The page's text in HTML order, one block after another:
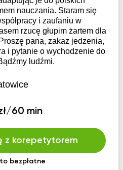
nauczania. Staram się
i zaufaniu w
rzucę głupim żartem dla
pana, zakaz jedzenia,
i pytanie o wychodzenie do
ludźmi.
60 min
z korepetytorem
bezpłatne